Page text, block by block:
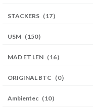
STACKERS（17）
USM（150）
MAD ET LEN（16）
ORIGINAL BTC（0）
Ambientec（10）